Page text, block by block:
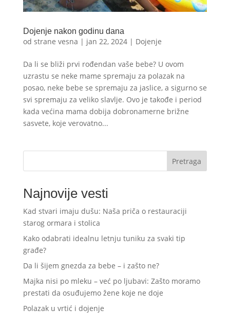
Dojenje nakon godinu dana
od strane vesna | jan 22, 2024| Dojenje
Da li se bliži prvi rođendan vaše bebe? U ovom
uzrastu se neke mame spremaju za polazak na
posao, neke bebe se spremaju za jaslice, a sigurno se
svi spremaju za veliko slavlje. Ovo je takođe i period
kada većina mama dobija dobronamerne brižne
sasvete, koje verovatno...
Pretraga
Najnovije vesti
Kad stvari imaju dušu: Naša priča o restauraciji
starog ormara i stolica
Kako odabrati idealnu letnju tuniku za svaki tip
građe?
Da li šijem gnezda za bebe – i zašto ne?
Majka nisi po mleku – već po ljubavi: Zašto moramo
prestati da osuđujemo žene koje ne doje
Polazak u vrtić i dojenje